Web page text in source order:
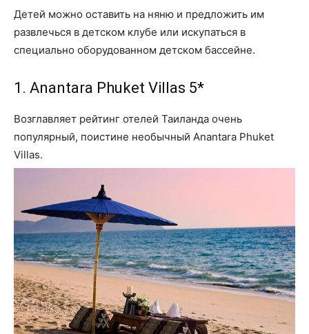
Детей можно оставить на няню и предложить им
развлечься в детском клубе или искупаться в
специально оборудованном детском бассейне.
1. Anantara Phuket Villas 5*
Возглавляет рейтинг отелей Таиланда очень
популярный, поистине необычный Anantara Phuket
Villas.